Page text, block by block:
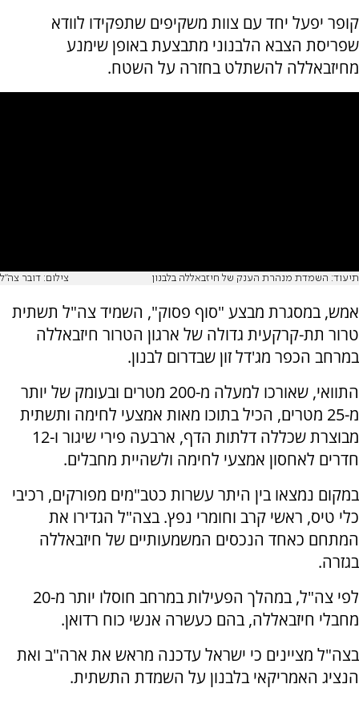
קופר יפעל יחד עם צוות משקיפים שתפקידו לוודא
שפריסת הצבא הלבנוני מתבצעת באופן שימנע
מחיזבאללה להשתלט בחזרה על השטח.
תיעוד: השמדת מנהרת הענק של חיזבאללה בלבנון צילום: דובר צה"ל
אמש, במסגרת מבצע "סוף פסוק", השמיד צה"ל תשתית
טרור תת-קרקעית גדולה של ארגון הטרור חיזבאללה
במרחב הכפר מג'דל זון שבדרום לבנון.
התוואי, שאורכו למעלה מ-200 מטרים ובעומק של יותר
מ-25 מטרים, הכיל בתוכו מאות אמצעי לחימה ותשתית
מבוצרת שכללה דלתות הדף, ארבעה פירי שיגור ו-12
חדרים לאחסון אמצעי לחימה ולשהיית מחבלים.
במקום נמצאו בין היתר עשרות כטב"מים מפורקים, רכיבי
כלי טיס, ראשי קרב וחומרי נפץ. בצה"ל הגדירו את
המתחם כאחד הנכסים המשמעותיים של חיזבאללה
בגזרה.
לפי צה"ל, במהלך הפעילות במרחב חוסלו יותר מ-20
מחבלי חיזבאללה, בהם כעשרה אנשי כוח רדואן.
בצה"ל מציינים כי ישראל עדכנה מראש את ארה"ב ואת
הנציג האמריקאי בלבנון על השמדת התשתית.